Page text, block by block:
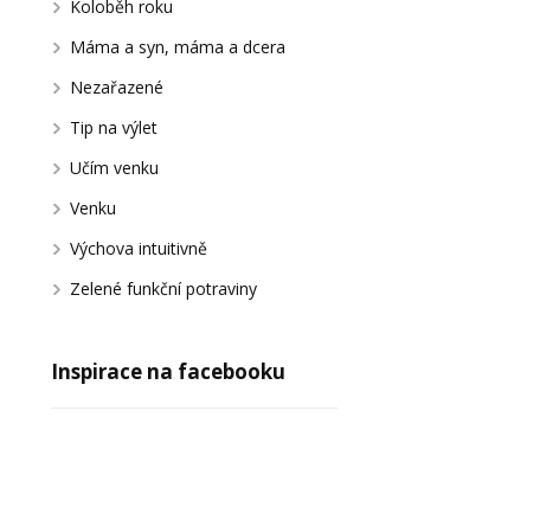
Koloběh roku
Máma a syn, máma a dcera
Nezařazené
Tip na výlet
Učím venku
Venku
Výchova intuitivně
Zelené funkční potraviny
Inspirace na facebooku